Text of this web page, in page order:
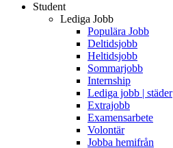
Student
Lediga Jobb
Populära Jobb
Deltidsjobb
Heltidsjobb
Sommarjobb
Internship
Lediga jobb | städer
Extrajobb
Examensarbete
Volontär
Jobba hemifrån